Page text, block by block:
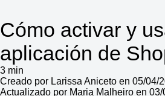
Cómo activar y
aplicación de
3 min
Creado por Larissa Aniceto en 05/04/
Actualizado por Maria Malheiro en